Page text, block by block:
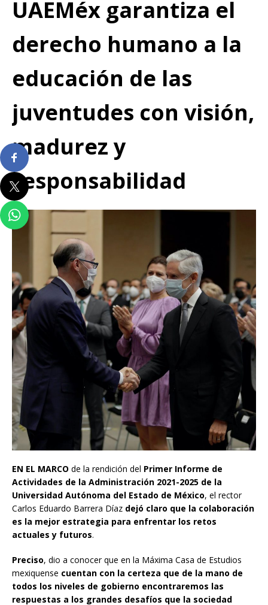
UAEMéx garantiza el
derecho humano a la
educación de las
juventudes con visión,
madurez y
responsabilidad
EN EL MARCO de la rendición del Primer Informe de
Actividades de la Administración 2021-2025 de la
Universidad Autónoma del Estado de México, el rector
Carlos Eduardo Barrera Díaz dejó claro que la colaboración
es la mejor estrategia para enfrentar los retos
actuales y futuros.
Preciso, dio a conocer que en la Máxima Casa de Estudios
mexiquense cuentan con la certeza que de la mano de
todos los niveles de gobierno encontraremos las
respuestas a los grandes desafíos que la sociedad